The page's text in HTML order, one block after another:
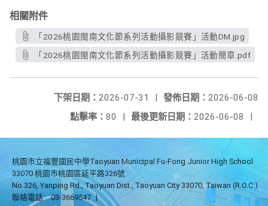
相關附件
「2026桃園閩南文化節系列活動攝影競賽」活動DM.jpg
「2026桃園閩南文化節系列活動攝影競賽」活動簡章.pdf
發佈日期： 2026-06-08
下架日期： 2026-07-31
|
最後更新日期： 2026-06-08 |
點擊率： 80 |
桃園市立福豐國民中學Taoyuan Municipal Fu-Fong Junior High School
33070 桃園市桃園區延平路326號
No.326, Yanping Rd., Taoyuan Dist., Taoyuan City 33070, Taiwan (R.O.C.)
聯絡電話
03-3669547 |